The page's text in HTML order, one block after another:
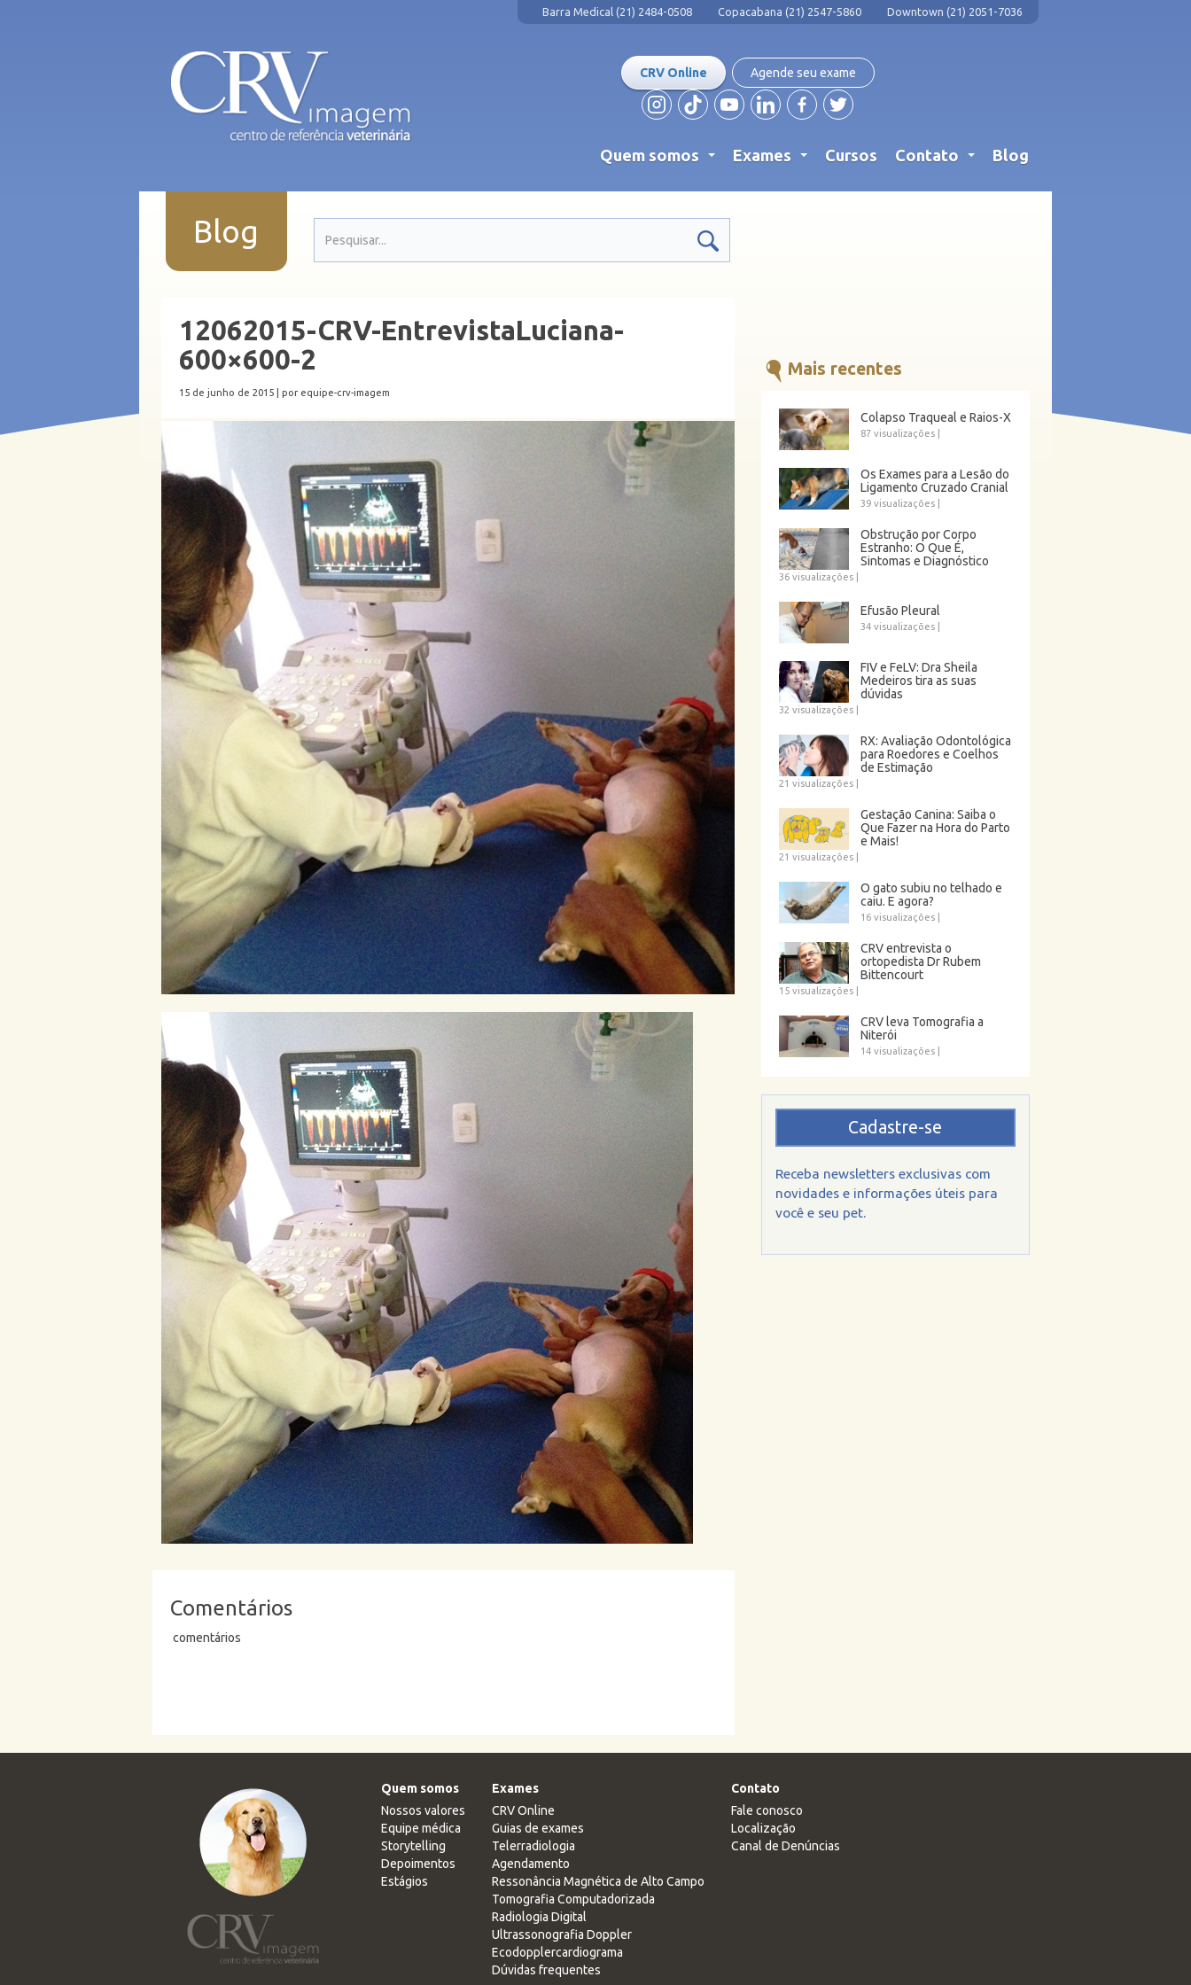
Barra Medical (21) 2484-0508 Copacabana (21) 2547-5860 Downtown (21) 2051-7036
CRV Online Agende seu exame
Quem somos Exames Cursos Contato Blog
Blog
12062015-CRV-EntrevistaLuciana-
600×600-2
15 de junho de 2015 | por equipe-crv-imagem
Comentários
comentários
Mais recentes
Colapso Traqueal e Raios-X
87 visualizações|
Os Exames para a Lesão do
Ligamento Cruzado Cranial
39 visualizações|
Obstrução por Corpo
Estranho: O Que É,
Sintomas e Diagnóstico
36 visualizações|
Efusão Pleural
34 visualizações|
FIV e FeLV: Dra Sheila
Medeiros tira as suas
dúvidas
32 visualizações|
RX: Avaliação Odontológica
para Roedores e Coelhos
de Estimação
21 visualizações|
Gestação Canina: Saiba o
Que Fazer na Hora do Parto
e Mais!
21 visualizações|
O gato subiu no telhado e
caiu. E agora?
16 visualizações|
CRV entrevista o
ortopedista Dr Rubem
Bittencourt
15 visualizações|
CRV leva Tomografia a
Niterói
14 visualizações|
Cadastre-se
Receba newsletters exclusivas com
novidades e informações úteis para
você e seu pet.
Quem somos
Nossos valores
Equipe médica
Storytelling
Depoimentos
Estágios
Exames
CRV Online
Guias de exames
Telerradiologia
Agendamento
Ressonância Magnética de Alto Campo
Tomografia Computadorizada
Radiologia Digital
Ultrassonografia Doppler
Ecodopplercardiograma
Dúvidas frequentes
Contato
Fale conosco
Localização
Canal de Denúncias